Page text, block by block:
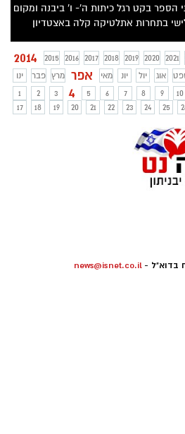
הספר בקט רגל כיתות ה'- ו' ביבנה ומקום
בתחרות אתלטיקה קלה באצטדיון
2014 2015 2016 2017 2018 2019 2020 2021
ינו
פבר מרץ אפר מאי יונ יול אוג
1
2 3 4 5 6 7 8 9 10
17
18 19 20 21 22 23 24 25
בדוא"ל - news@isnet.co.il